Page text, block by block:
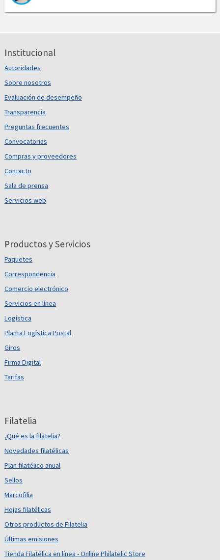
Institucional
Autoridades
Sobre nosotros
Evaluación de desempeño
Transparencia
Preguntas frecuentes
Convocatorias
Compras y proveedores
Contacto
Sala de prensa
Servicios web
Productos y Servicios
Paquetes
Correspondencia
Comercio electrónico
Servicios en línea
Logística
Planta Logística Postal
Giros
Firma Digital
Tarifas
Filatelia
¿Qué es la filatelia?
Novedades filatélicas
Plan filatélico anual
Sellos
Marcofilia
Hojas filatélicas
Otros productos de Filatelia
Últimas emisiones
Tienda Filatélica en línea - Online Philatelic Store